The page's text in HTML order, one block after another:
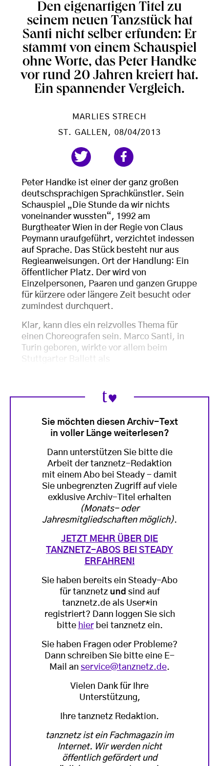
Den eigenartigen Titel zu
seinem neuen Tanzstück hat
Santi nicht selber erfunden: Er
stammt von einem Schauspiel
ohne Worte, das Peter Handke
vor rund 20 Jahren kreiert hat.
Ein spannender Vergleich.
MARLIES STRECH
ST. GALLEN , 08/04/2013
Peter Handke ist einer der ganz großen
deutschsprachigen Sprachkünstler. Sein
Schauspiel „Die Stunde da wir nichts
voneinander wussten“, 1992 am
Burgtheater Wien in der Regie von Claus
Peymann uraufgeführt, verzichtet indessen
auf Sprache. Das Stück besteht nur aus
Regieanweisungen. Ort der Handlung: Ein
öffentlicher Platz. Der wird von
Einzelpersonen, Paaren und ganzen Gruppe
für kürzere oder längere Zeit besucht oder
zumindest durchquert.
Klar, kann dies ein reizvolles Thema für
einen Choreografen sein. Marco Santi, in
Turin geboren, wirkte vor allem beim
Stuttgarter Ballett als
Sie möchten diesen Archiv-Text
in voller Länge weiterlesen?
Dann unterstützen Sie bitte die
Arbeit der tanznetz-Redaktion
mit einem Abo bei Steady - damit
Sie unbegrenzten Zugriff auf viele
exklusive Archiv-Titel erhalten
(Monats- oder
Jahresmitgliedschaften möglich).
JETZT MEHR ÜBER DIE
TANZNETZ-ABOS BEI STEADY
ERFAHREN!
Sie haben bereits ein Steady-Abo
für tanznetz und sind auf
tanznetz.de als User*in
registriert? Dann loggen Sie sich
bitte hierbei tanznetz ein.
Sie haben Fragen oder Probleme?
Dann schreiben Sie bitte eine E-
Mail an service@tanznetz.de.
Vielen Dank für Ihre
Unterstützung,
Ihre tanznetz Redaktion.
tanznetz ist ein Fachmagazin im
Internet. Wir werden nicht
öffentlich gefördert und